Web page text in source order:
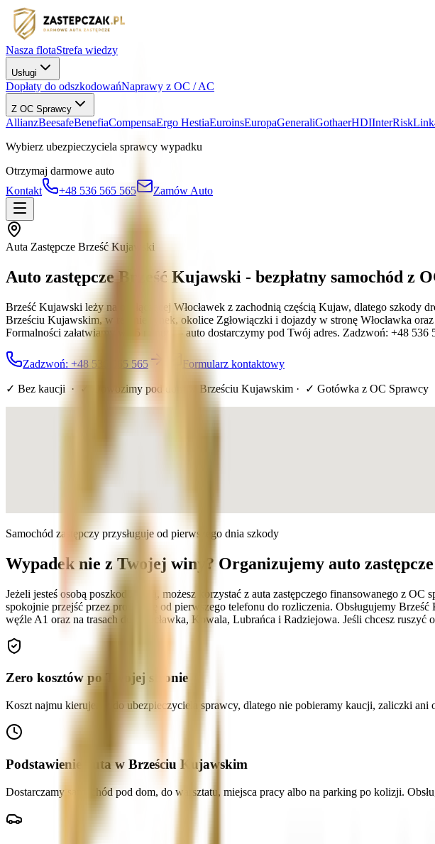
Nasza flotaStrefa wiedzy
Usługi
Dopłaty do odszkodowańNaprawy z OC / AC
Z OC Sprawcy
AllianzBeesafeBenefiaCompensaErgo HestiaEuroinsEuropaGeneraliGothaerHDIInterRisk
Wybierz ubezpieczyciela sprawcy wypadku
Otrzymaj darmowe auto
Kontakt
+48 536 565 565 Zamów Auto
Auta Zastępcze Brześć Kujawski
Auto zastępcze Brześć Kujawski - bezpłatny samochód z
Brześć Kujawski leży na osi łączącej Włocławek z zachodnią częścią Kujaw, dlatego
Brześciu Kujawskim, w rejonie rynek, okolice Zgłowiączki i dojazdy w stronę Włocławka
Formalności załatwiamy w 15 minut — auto dostarczymy pod Twój adres. Zadzwoń: +48
Zadzwoń: +48 536 565 565 Formularz kontaktowy
✓ Bez kaucji · ✓ Dowozimy pod dom w Brześciu Kujawskim · ✓ Gotówka z OC Sprawcy
Samochód zastępczy przysługuje od pierwszego dnia szkody
Wypadek nie z Twojej winy? Organizujemy auto
Jeżeli jesteś osobą poszkodowaną, możesz korzystać z auta zastępczego finansowanego z
spokojnie przejść przez procedurę od pierwszego telefonu do rozliczenia. Obsługujemy
węźle A1 oraz na trasach do Włocławka, Kowala, Lubrańca i Radziejowa. Jeśli chcesz ruszyć
Zero kosztów po Twojej stronie
Koszt najmu kierujemy do ubezpieczyciela sprawcy, dlatego nie pobieramy kaucji, zaliczki ani
Podstawienie auta w Brześciu Kujawskim
Dostarczamy samochód pod dom, do warsztatu, miejsca pracy albo na parking po kolizji.